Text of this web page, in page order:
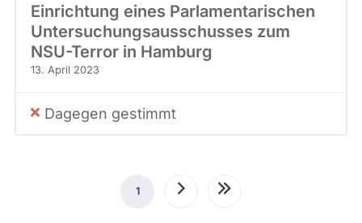
Einrichtung eines Parlamentarischen
Untersuchungsausschusses zum
NSU-Terror in Hamburg
13. April 2023
Dagegen gestimmt
Seitennummerierung
Aktuelle
1 NächsteLetzte